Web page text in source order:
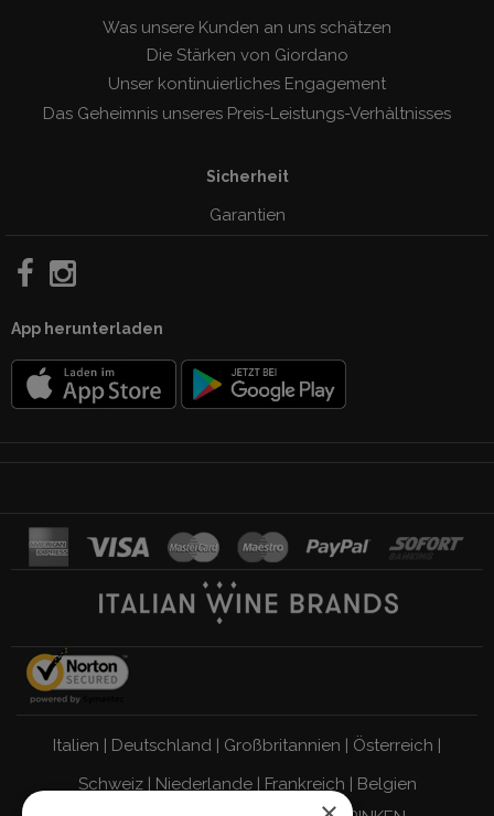
Was unsere Kunden an uns schätzen
Die Stärken von Giordano
Unser kontinuierliches Engagement
Das Geheimnis unseres Preis-Leistungs-Verhàltnisses
Sicherheit
Garantien
App herunterladen
Italien | Deutschland | Großbritannien | Österreich |
Schweiz| Niederlande| Frankreich | Belgien